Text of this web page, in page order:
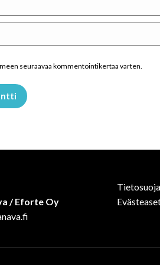
seuraavaa kommentointikertaa varten.
/ Eforte Oy